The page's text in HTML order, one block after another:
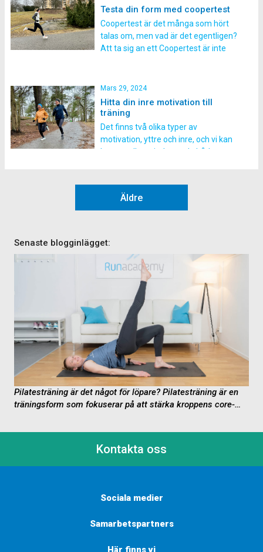
ingen vila mellan varje övning. Oftast
gör man cirka 3 […]
Testa din form med coopertest
Coopertest är det många som hört
talas om, men vad är det egentligen?
Att ta sig an ett Coopertest är inte
är kapabel till och sätta ny fart på din
träning! Ett coopertest är ett
konditionstest som utvecklades […]
Mars 29, 2024
Hitta din inre motivation till
träning
Det finns två olika typer av
motivation, yttre och inre, och vi kan
ha mer eller mindre av de båda
löpträning. Tecken på att du drivs
mest av den […]
Äldre
Senaste blogginlägget:
Pilatesträning är det något för löpare?Pilatesträning är en
träningsform som fokuserar på att stärka kroppens core-
Kontakta oss
Sociala medier
Samarbetspartners
Här finns vi